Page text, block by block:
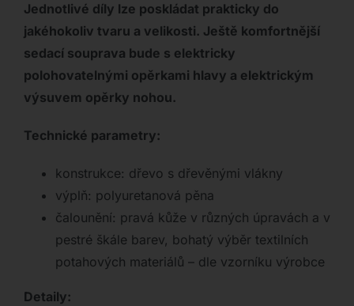
Jednotlivé díly lze poskládat prakticky do
jakéhokoliv tvaru a velikosti. Ještě komfortnější
sedací souprava bude s elektricky
polohovatelnými opěrkami hlavy a elektrickým
výsuvem opěrky nohou.
Technické parametry:
konstrukce: dřevo s dřevěnými vlákny
výplň: polyuretanová pěna
čalounění: pravá kůže v různých úpravách a v
pestré škále barev, bohatý výběr textilních
potahových materiálů – dle vzorníku výrobce
Detaily: